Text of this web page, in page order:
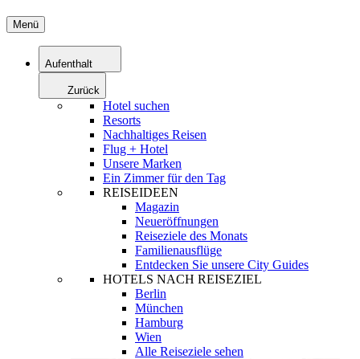
Menü
Aufenthalt
Zurück
Hotel suchen
Resorts
Nachhaltiges Reisen
Flug + Hotel
Unsere Marken
Ein Zimmer für den Tag
REISEIDEEN
Magazin
Neueröffnungen
Reiseziele des Monats
Familienausflüge
Entdecken Sie unsere City Guides
HOTELS NACH REISEZIEL
Berlin
München
Hamburg
Wien
Alle Reiseziele sehen